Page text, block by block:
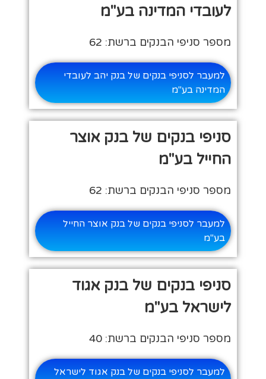
לעובדי המדינה בע"מ
מספר סניפי הבנקים ברשת: 62
למעבר לסניפי בנקים של בנק יהב לעובדי
המדינה בע"מ
סניפי בנקים של בנק אוצר
החייל בע"מ
מספר סניפי הבנקים ברשת: 62
למעבר לסניפי בנקים של בנק אוצר החייל
בע"מ
סניפי בנקים של בנק אגוד
לישראל בע"מ
מספר סניפי הבנקים ברשת: 40
למעבר לסניפי בנקים של בנק אגוד לישראל